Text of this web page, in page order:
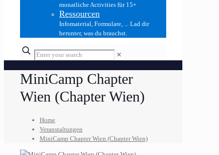
monatliche Activities für 15+
Ressourcen
Infomaterial, Formulare, ... Lad dir
herunter, was du brauchst.
✕
MiniCamp Chapter
Wien (Chapter Wien)
Home
Veranstaltungen
MiniCamp Chapter Wien (Chapter Wien)